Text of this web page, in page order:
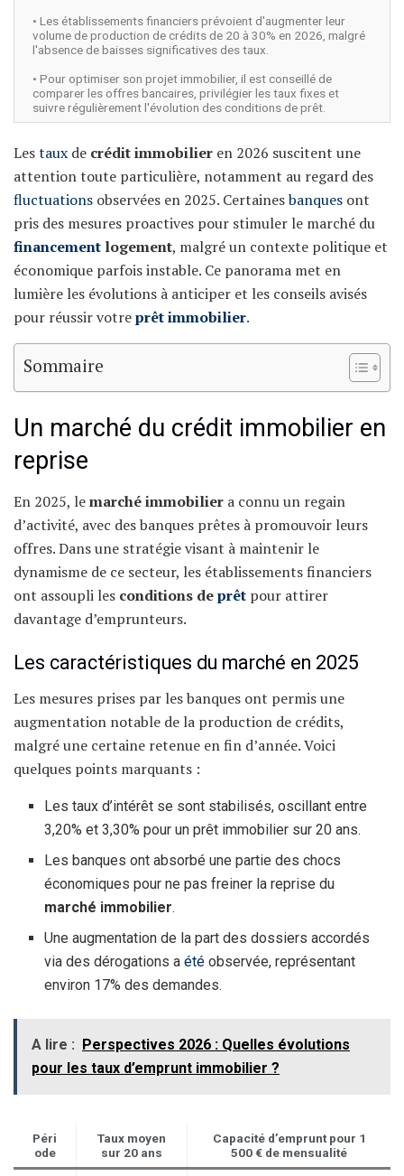
• Les établissements financiers prévoient d'augmenter leur
volume de production de crédits de 20 à 30% en 2026, malgré
l'absence de baisses significatives des taux.
• Pour optimiser son projet immobilier, il est conseillé de
comparer les offres bancaires, privilégier les taux fixes et
suivre régulièrement l'évolution des conditions de prêt.
Lestaux de crédit immobilier en 2026 suscitent une
attention toute particulière, notamment au regard des
fluctuations observées en 2025. Certainesbanques ont
pris des mesures proactives pour stimuler le marché du
financement logement, malgré un contexte politique et
économique parfois instable. Ce panorama met en
lumière les évolutions à anticiper et les conseils avisés
pour réussir votreprêt immobilier.
Sommaire
Un marché du crédit immobilier en
reprise
En 2025, lemarché immobilier a connu un regain
d’activité, avec des banques prêtes à promouvoir leurs
offres. Dans une stratégie visant à maintenir le
dynamisme de ce secteur, les établissements financiers
ont assoupli les conditions deprêt pour attirer
davantage d’emprunteurs.
Les caractéristiques du marché en 2025
Les mesures prises par les banques ont permis une
augmentation notable de la production de crédits,
malgré une certaine retenue en fin d’année. Voici
quelques points marquants :
Les taux d’intérêt se sont stabilisés, oscillant entre
3,20% et 3,30% pour un prêt immobilier sur 20 ans.
Les banques ont absorbé une partie des chocs
économiques pour ne pas freiner la reprise du
marché immobilier.
Une augmentation de la part des dossiers accordés
via des dérogations aété observée, représentant
environ 17% des demandes.
A lire : Perspectives 2026 : Quelles évolutions
pour les taux d’emprunt immobilier ?
Péri
ode
Taux moyen
sur 20 ans
Capacité d’emprunt pour 1
500 € de mensualité